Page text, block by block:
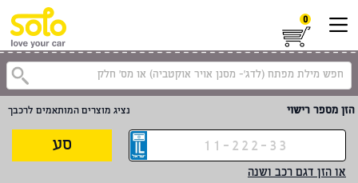
0
הזן מספר רישוי נציג מוצרים המותאמים לרכבך
סע
או הזן דגם רכב ושנה